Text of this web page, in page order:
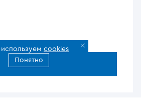
города доставки
cookies
Понятно